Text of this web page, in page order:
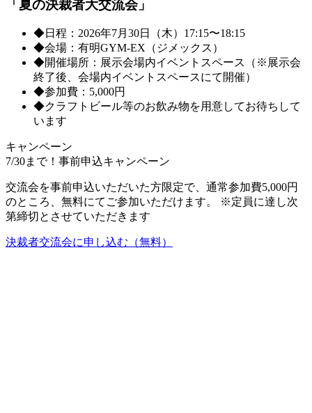
「夏の決裁者大交流会」
◆日程：2026年7月30日（木） 17:15〜18:15
◆会場：有明GYM-EX（ジメックス）
◆開催場所：展示会場内イベントスペース（※展示会
終了後、会場内イベントスペースにて開催）
◆参加費：5,000円
◆クラフトビール等のお飲み物を用意してお待ちして
います
キャンペーン
7/30まで！事前申込キャンペーン
交流会を事前申込いただいた方限定で、 通常参加費5,000円
のところ、無料にてご参加いただけます。
※定員に達し次
第締切とさせていただきます
決裁者交流会に申し込む（無料）